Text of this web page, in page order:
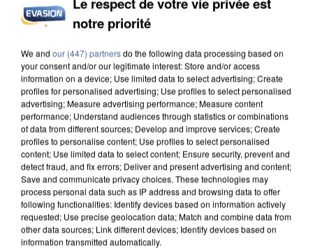
L’UN DES FONDATEURS SUPPOSÉS DE LA DZ
notre priorité
We and our (447) partnersdo the following data processing based on
your consent and/or our legitimate interest: Store and/or access
information on a device; Use limited data to select advertising; Create
profiles for personalised advertising; Use profiles to select personalised
advertising; Measure advertising performance; Measure content
performance; Understand audiences through statistics or combinations
of data from different sources; Develop and improve services; Create
profiles to personalise content; Use profiles to select personalised
content; Use limited data to select content; Ensure security, prevent and
detect fraud, and fix errors; Deliver and present advertising and content;
Save and communicate privacy choices. These technologies may
process personal data such as IP address and browsing data to offer
following functionalities: Identify devices based on information actively
requested; Use precise geolocation data; Match and combine data from
other data sources; Link different devices; Identify devices based on
information transmitted automatically.